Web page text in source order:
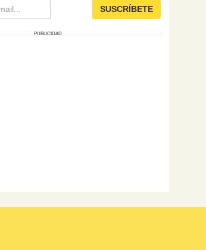
SUSCRÍBETE
PUBLICIDAD